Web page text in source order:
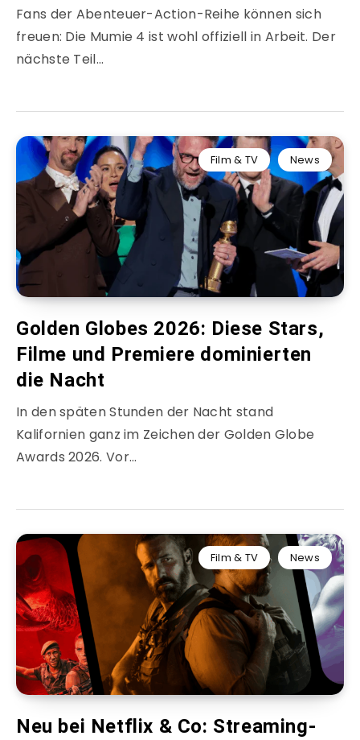
Fans der Abenteuer-Action-Reihe können sich
freuen: Die Mumie 4 ist wohl offiziell in Arbeit. Der
nächste Teil…
Film & TV News
Golden Globes 2026: Diese Stars,
Filme und Premiere dominierten
die Nacht
In den späten Stunden der Nacht stand
Kalifornien ganz im Zeichen der Golden Globe
Awards 2026. Vor…
Film & TV News
Neu bei Netflix & Co: Streaming-